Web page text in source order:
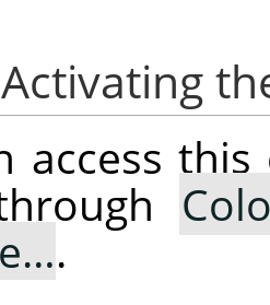
access
.